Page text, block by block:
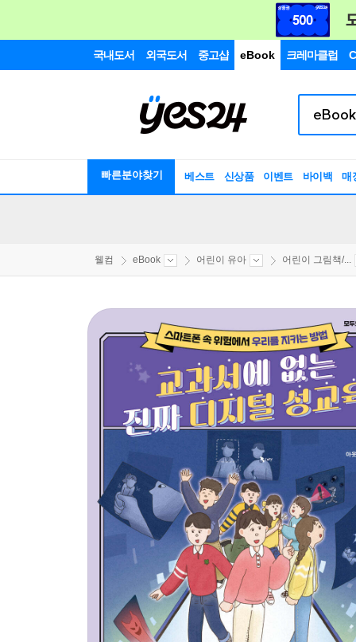
국내도서 외국도서 중고샵 eBook 크레마클럽
빠른분야찾기 베스트 신상품 이벤트 바이백 매
웰컴 eBook 어린이 유아 어린이 그림책/...